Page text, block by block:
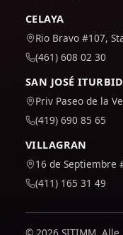
CELAYA
Rio Bravo #107,
(461) 608 02 30
SAN JOSÉ
Priv Paseo de la
(419) 690 85 65
VILLAGRAN
16 de Septiembre
(411) 165 31 49